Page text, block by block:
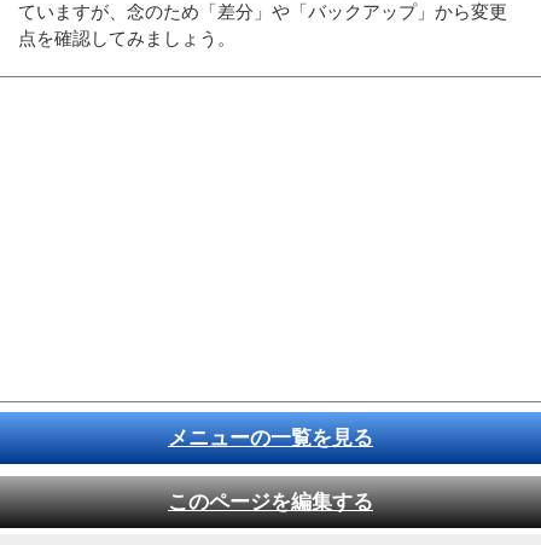
ていますが、念のため「差分」や「バックアップ」から変更
点を確認してみましょう。
メニューの一覧を見る
このページを編集する